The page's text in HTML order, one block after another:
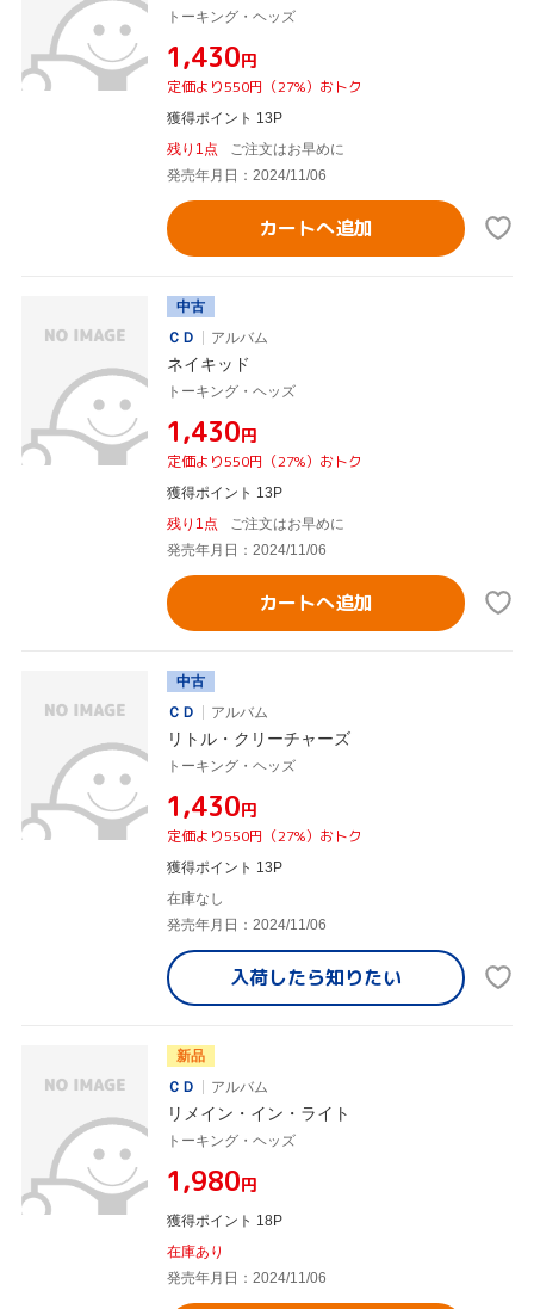
トーキング・ヘッズ
¥1,430円
定価より550円（27%）おトク
獲得ポイント 13P
残り1点
ご注文はお早めに
発売年月日：2024/11/06
カートへ追加
中古
ＣＤ
アルバム
ネイキッド
トーキング・ヘッズ
¥1,430円
定価より550円（27%）おトク
獲得ポイント 13P
残り1点
ご注文はお早めに
発売年月日：2024/11/06
カートへ追加
中古
ＣＤ
アルバム
リトル・クリーチャーズ
トーキング・ヘッズ
¥1,430円
定価より550円（27%）おトク
獲得ポイント 13P
在庫なし
発売年月日：2024/11/06
入荷したら知りたい
新品
ＣＤ
アルバム
リメイン・イン・ライト
トーキング・ヘッズ
¥1,980円
獲得ポイント 18P
在庫あり
発売年月日：2024/11/06